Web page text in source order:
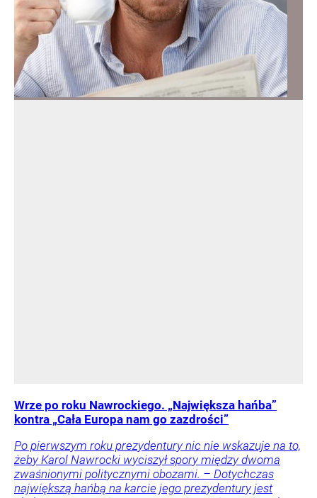
Wrze po roku Nawrockiego. „Największa hańba”
kontra „Cała Europa nam go zazdrości”
Po pierwszym roku prezydentury nic nie wskazuje na to,
żeby Karol Nawrocki wyciszył spory między dwoma
zwaśnionymi politycznymi obozami. – Dotychczas
największą hańbą na karcie jego prezydentury jest